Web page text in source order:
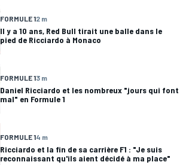
FORMULE 12 m
Il y a 10 ans, Red Bull tirait une balle dans le
pied de Ricciardo à Monaco
FORMULE 13 m
Daniel Ricciardo et les nombreux "jours qui font
mal" en Formule 1
FORMULE 14 m
Ricciardo et la fin de sa carrière F1 : "Je suis
reconnaissant qu'ils aient décidé à ma place"